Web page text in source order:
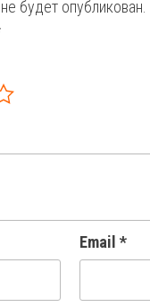
будет опубликован.
Email *